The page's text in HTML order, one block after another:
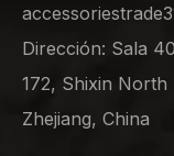
Dirección: Sala
172, Shixin North
Zhejiang, China